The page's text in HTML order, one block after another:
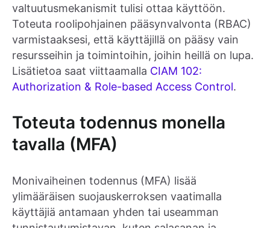
valtuutusmekanismit tulisi ottaa käyttöön.
Toteuta roolipohjainen pääsynvalvonta (RBAC)
varmistaaksesi, että käyttäjillä on pääsy vain
resursseihin ja toimintoihin, joihin heillä on lupa.
Lisätietoa saat viittaamalla CIAM 102:
Authorization & Role-based Access Control.
Toteuta todennus monella
tavalla (MFA)
Monivaiheinen todennus (MFA) lisää
ylimääräisen suojauskerroksen vaatimalla
käyttäjiä antamaan yhden tai useamman